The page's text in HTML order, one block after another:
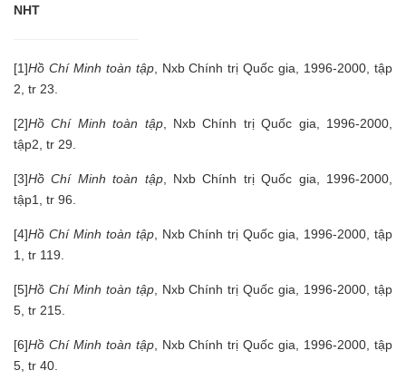
NHT
[1]Hồ Chí Minh toàn tập, Nxb Chính trị Quốc gia, 1996-2000, tập
2, tr 23.
[2]Hồ Chí Minh toàn tập, Nxb Chính trị Quốc gia, 1996-2000,
tập2, tr 29.
[3]Hồ Chí Minh toàn tập, Nxb Chính trị Quốc gia, 1996-2000,
tập1, tr 96.
[4]Hồ Chí Minh toàn tập, Nxb Chính trị Quốc gia, 1996-2000, tập
1, tr 119.
[5]Hồ Chí Minh toàn tập, Nxb Chính trị Quốc gia, 1996-2000, tập
5, tr 215.
[6]Hồ Chí Minh toàn tập, Nxb Chính trị Quốc gia, 1996-2000, tập
5, tr 40.